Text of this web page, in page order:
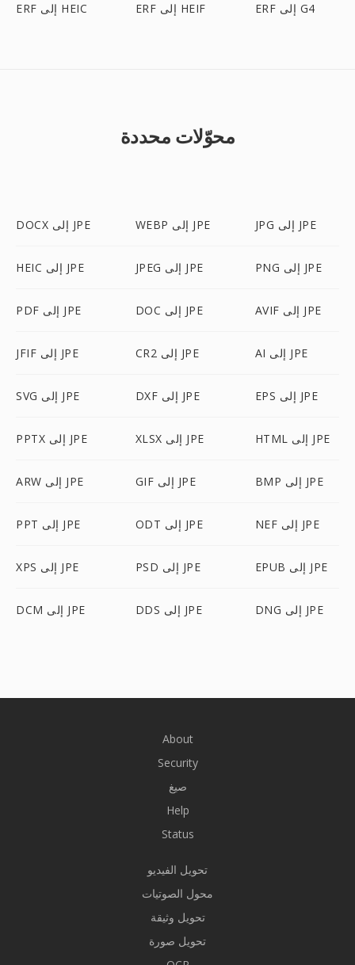
ERF إلى HEIC ERF إلى HEIF ERF إلى G4
محوّلات محددة
DOCX إلى JPE WEBP إلى JPE JPG إلى JPE
HEIC إلى JPE JPEG إلى JPE PNG إلى JPE
PDF إلى JPE DOC إلى JPE AVIF إلى JPE
JFIF إلى JPE CR2 إلى JPE AI إلى JPE
SVG إلى JPE DXF إلى JPE EPS إلى JPE
PPTX إلى JPE XLSX إلى JPE HTML إلى JPE
ARW إلى JPE GIF إلى JPE BMP إلى JPE
PPT إلى JPE ODT إلى JPE NEF إلى JPE
XPS إلى JPE PSD إلى JPE EPUB إلى JPE
DCM إلى JPE DDS إلى JPE DNG إلى JPE
About
Security
صيغ
Help
Status
تحويل الفيديو
محول الصوتيات
تحويل وثيقة
تحويل صورة